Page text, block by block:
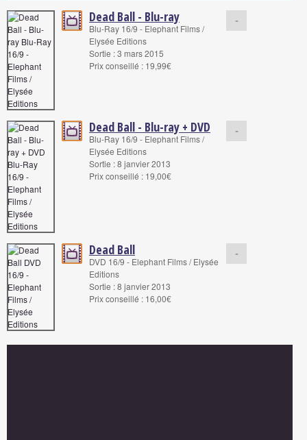
Dead Ball - Blu-ray
Blu-Ray 16/9 - Elephant Films /
Elysée Editions
Sortie : 3 mars 2015
Prix conseillé : 19,99€
-
Dead Ball - Blu-ray + DVD
Blu-Ray 16/9 - Elephant Films /
Elysée Editions
Sortie : 8 janvier 2013
Prix conseillé : 19,00€
-
Dead Ball
DVD 16/9 - Elephant Films / Elysée
Editions
Sortie : 8 janvier 2013
Prix conseillé : 16,00€
-